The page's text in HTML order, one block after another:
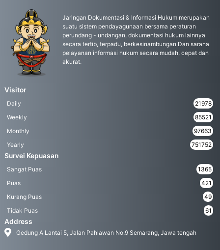
Jaringan Dokumentasi & Informasi Hukum merupakan
suatu sistem pendayagunaan bersama peraturan
perundang - undangan, dokumentasi hukum lainnya
secara tertib, terpadu, berkesinambungan Dan sarana
pelayanan informasi hukum secara mudah, cepat dan
akurat.
Visitor
Daily
21978
Weekly
85521
Monthly
97663
Yearly
751752
Survei Kepuasan
Sangat Puas
1365
Puas
421
Kurang Puas
49
Tidak Puas
61
Address
Gedung A Lantai 5, Jalan Pahlawan No.9 Semarang, Jawa tengah